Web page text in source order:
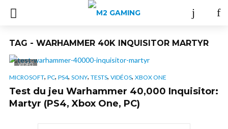
TAG - WARHAMMER 40K INQUISITOR MARTYR
VIDÉO
MICROSOFT, PC, PS4, SONY, TESTS, VIDÉOS, XBOX ONE
Test du jeu Warhammer 40,000 Inquisitor:
Martyr (PS4, Xbox One, PC)